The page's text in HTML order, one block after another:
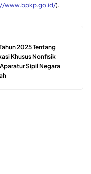
www.bpkp.go.id/).
2025 Tentang
Khusus Nonfisik
Sipil Negara